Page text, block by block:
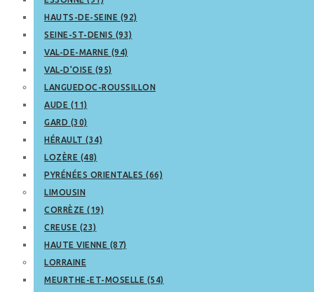
HAUTS-DE-SEINE (92)
SEINE-ST-DENIS (93)
VAL-DE-MARNE (94)
VAL-D’OISE (95)
LANGUEDOC-ROUSSILLON
AUDE (11)
GARD (30)
HÉRAULT (34)
LOZÈRE (48)
PYRÉNÉES ORIENTALES (66)
LIMOUSIN
CORRÈZE (19)
CREUSE (23)
HAUTE VIENNE (87)
LORRAINE
MEURTHE-ET-MOSELLE (54)